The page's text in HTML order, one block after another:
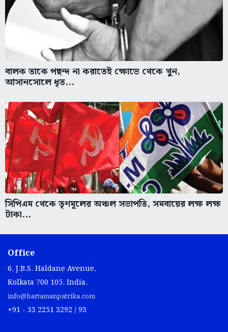
বালক তাকে পছন্দ না করাতেই ক্ষোভে থেকে খুন,
আসানসোলে ধৃত...
সিপিএম থেকে তৃণমূলের অঞ্চল সভাপতি, সমবায়ের লক্ষ লক্ষ
টাকা...
Office
6, J.B.S. Haldane Avenue,
Kolkata 700 105, India.
info@bartamanpatrika.com
+91 - 33 2251 3292 / 93